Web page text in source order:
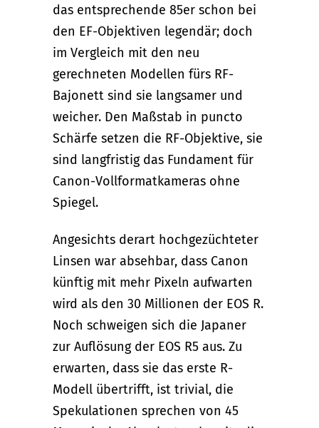
das entsprechende 85er schon bei
den EF-Objektiven legendär; doch
im Vergleich mit den neu
gerechneten Modellen fürs RF-
Bajonett sind sie langsamer und
weicher. Den Maßstab in puncto
Schärfe setzen die RF-Objektive, sie
sind langfristig das Fundament für
Canon-Vollformatkameras ohne
Spiegel.
Angesichts derart hochgezüchteter
Linsen war absehbar, dass Canon
künftig mit mehr Pixeln aufwarten
wird als den 30 Millionen der EOS R.
Noch schweigen sich die Japaner
zur Auflösung der EOS R5 aus. Zu
erwarten, dass sie das erste R-
Modell übertrifft, ist trivial, die
Spekulationen sprechen von 45